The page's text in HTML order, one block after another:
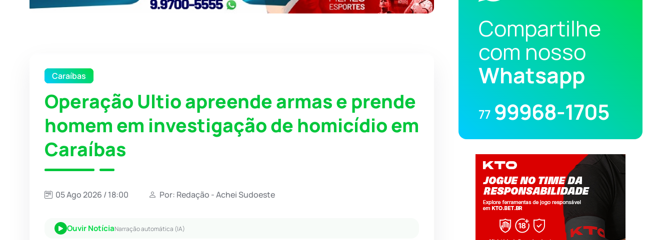
Caraíbas
Operação Ultio apreende armas e prende
homem em investigação de homicídio em
Caraíbas
05 Ago 2026 / 18:00 Por: Redação - Achei Sudoeste
Ouvir NotíciaNarração automática (IA)
Compartilhe
com nosso
Whatsapp
77 99968-1705